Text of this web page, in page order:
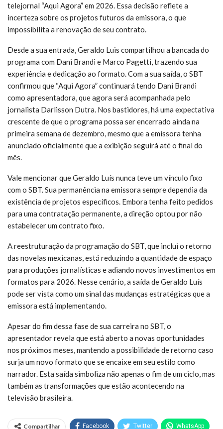
telejornal “Aqui Agora” em 2026. Essa decisão reflete a
incerteza sobre os projetos futuros da emissora, o que
impossibilita a renovação de seu contrato.
Desde a sua entrada, Geraldo Luis compartilhou a bancada do
programa com Dani Brandi e Marco Pagetti, trazendo sua
experiência e dedicação ao formato. Com a sua saída, o SBT
confirmou que “Aqui Agora” continuará tendo Dani Brandi
como apresentadora, que agora será acompanhada pelo
jornalista Darlisson Dutra. Nos bastidores, há uma expectativa
crescente de que o programa possa ser encerrado ainda na
primeira semana de dezembro, mesmo que a emissora tenha
anunciado oficialmente que a exibição seguirá até o final do
mês.
Vale mencionar que Geraldo Luís nunca teve um vínculo fixo
com o SBT. Sua permanência na emissora sempre dependia da
existência de projetos específicos. Embora tenha feito pedidos
para uma contratação permanente, a direção optou por não
estabelecer um contrato fixo.
A reestruturação da programação do SBT, que inclui o retorno
das novelas mexicanas, está reduzindo a quantidade de espaço
para produções jornalísticas e adiando novos investimentos em
formatos para 2026. Nesse cenário, a saída de Geraldo Luís
pode ser vista como um sinal das mudanças estratégicas que a
emissora está implementando.
Apesar do fim dessa fase de sua carreira no SBT, o
apresentador revela que está aberto a novas oportunidades
nos próximos meses, mantendo a possibilidade de retorno caso
surja um novo formato que se encaixe em seu estilo como
narrador. Esta saída simboliza não apenas o fim de um ciclo, mas
também as transformações que estão acontecendo na
televisão brasileira.
Compartilhar Facebook Twitter WhatsApp